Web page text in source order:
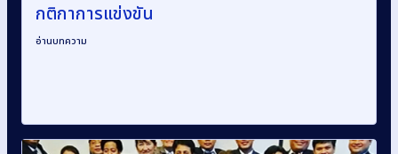
กติกาการแข่งขัน
อ่านบทความ